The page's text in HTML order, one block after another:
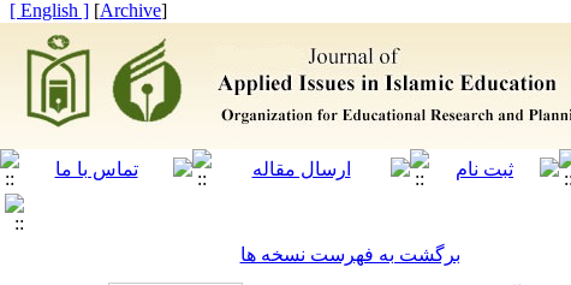
[
Archive
]
[ English ]
برگشت به فهرست نسخه ها